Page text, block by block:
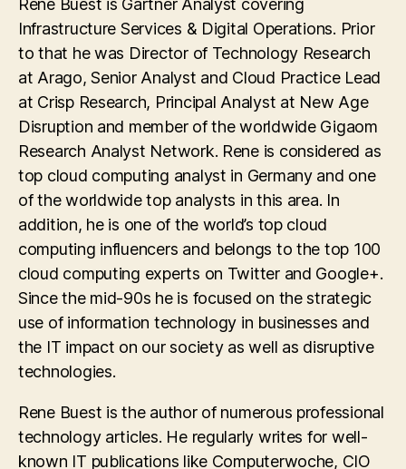
Rene Buest is Gartner Analyst covering
Infrastructure Services & Digital Operations. Prior
to that he was Director of Technology Research
at Arago, Senior Analyst and Cloud Practice Lead
at Crisp Research, Principal Analyst at New Age
Disruption and member of the worldwide Gigaom
Research Analyst Network. Rene is considered as
top cloud computing analyst in Germany and one
of the worldwide top analysts in this area. In
addition, he is one of the world’s top cloud
computing influencers and belongs to the top 100
cloud computing experts on Twitter and Google+.
Since the mid-90s he is focused on the strategic
use of information technology in businesses and
the IT impact on our society as well as disruptive
technologies.
Rene Buest is the author of numerous professional
technology articles. He regularly writes for well-
known IT publications like Computerwoche, CIO